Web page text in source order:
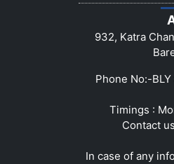
932, Katra
Phone No:-
Timings :
Contact
In case of any